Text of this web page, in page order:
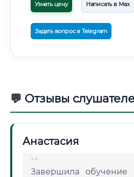
Узнать цену Написать в Max
Задать вопрос в Telegram
💬 Отзывы
Анастасия
Завершила обучение